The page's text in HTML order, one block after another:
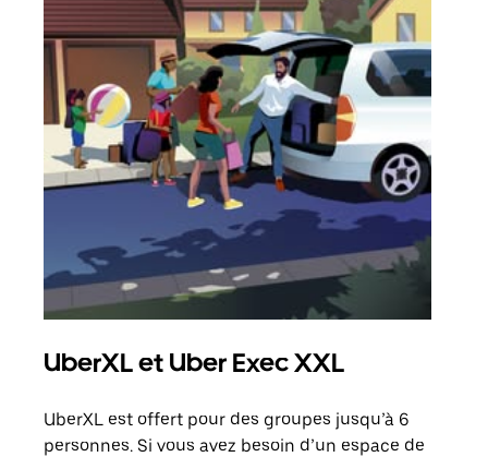
UberXL et Uber Exec XXL
UberXL est offert pour des groupes jusqu’à 6
personnes. Si vous avez besoin d’un espace de